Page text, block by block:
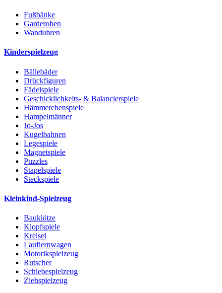
Fußbänke
Garderoben
Wanduhren
Kinderspielzeug
Bällebäder
Drückfiguren
Fädelspiele
Geschicklichkeits- & Balancierspiele
Hämmerchenspiele
Hampelmänner
Jo-Jos
Kugelbahnen
Legespiele
Magnetspiele
Puzzles
Stapelspiele
Steckspiele
Kleinkind-Spielzeug
Bauklötze
Klopfspiele
Kreisel
Lauflernwagen
Motorikspielzeug
Rutscher
Schiebespielzeug
Ziehspielzeug